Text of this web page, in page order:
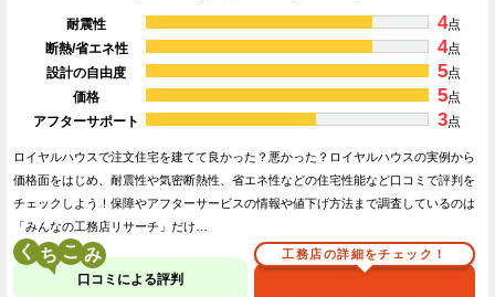
耐震性 4点
断熱/省エネ性
4点
設計の自由度
5点
価格
5点
アフターサポート
3点
ロイヤルハウスで注文住宅を建てて良かった？悪かった？ロイヤルハウスの実例から
価格面をはじめ、耐震性や気密断熱性、省エネ性などの住宅性能など口コミで評判を
チェックしよう！保障やアフターサービスの情報や値下げ方法まで調査しているのは
「みんなの工務店リサーチ」だけ…
く こ
口コミによる評判
工務店の詳細をチェック！